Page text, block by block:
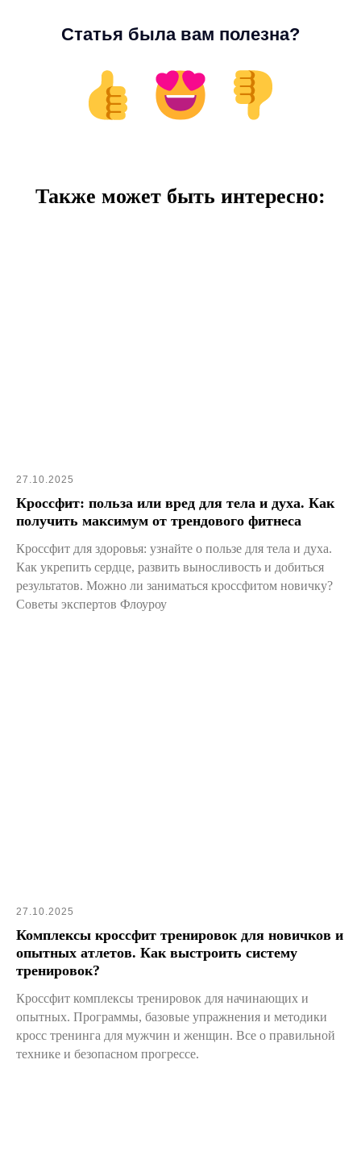
Статья была вам полезна?
Также может быть интересно:
27.10.2025
Кроссфит: польза или вред для тела и духа. Как
получить максимум от трендового фитнеса
Кроссфит для здоровья: узнайте о пользе для тела и духа.
Как укрепить сердце, развить выносливость и добиться
результатов. Можно ли заниматься кроссфитом новичку?
Советы экспертов Флоуроу
27.10.2025
Комплексы кроссфит тренировок для новичков и
опытных атлетов. Как выстроить систему
тренировок?
Кроссфит комплексы тренировок для начинающих и
опытных. Программы, базовые упражнения и методики
кросс тренинга для мужчин и женщин. Все о правильной
технике и безопасном прогрессе.